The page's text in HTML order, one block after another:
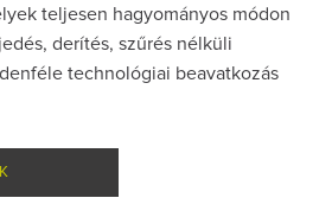
teljesen hagyományos módon
derítés, szűrés nélküli
technológiai beavatkozás